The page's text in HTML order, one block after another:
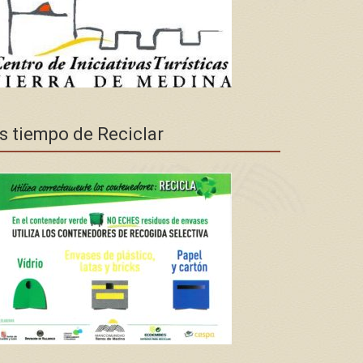
tiempo de Reciclar